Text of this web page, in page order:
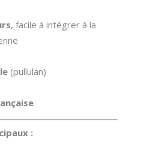
, facile à intégrer à la
(pullulan)
: